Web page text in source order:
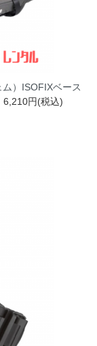
）ISOFIXベース
6,210円(税込)